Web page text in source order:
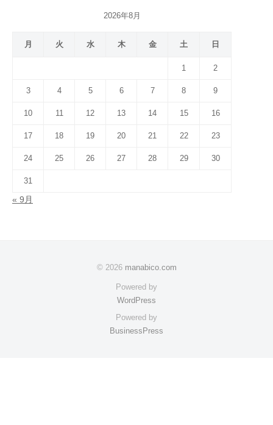
2026年8月
月 火 水 木 金 土 日
1 2
3 4 5 6 7 8 9
10 11 12 13 14 15 16
17 18 19 20 21 22 23
24 25 26 27 28 29 30
31
« 9月
© 2026 manabico.com
Powered by
WordPress
Powered by
BusinessPress